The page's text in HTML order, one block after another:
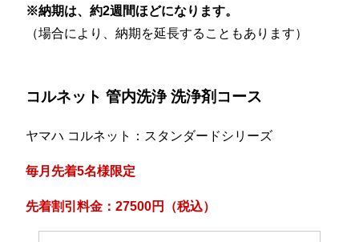
※納期は、約2週間ほどになります。
（場合により、納期を延長することもあります）
コルネット 管内洗浄 洗浄剤コース
ヤマハ コルネット：スタンダードシリーズ
毎月先着5名様限定
先着割引料金：27500円（税込）